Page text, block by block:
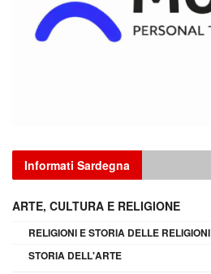
Informati Sardegna
ARTE, CULTURA E RELIGIONE
RELIGIONI E STORIA DELLE RELIGIONI
STORIA DELL'ARTE